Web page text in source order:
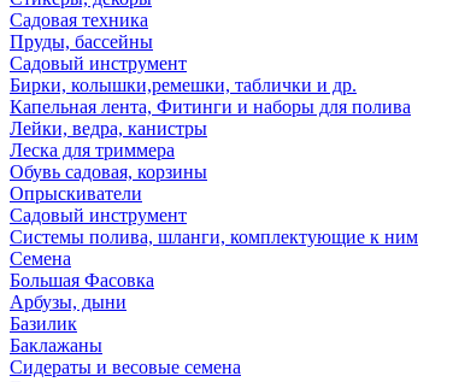
Садовая техника
Пруды, бассейны
Садовый инструмент
Бирки, колышки,ремешки, таблички и др.
Капельная лента, Фитинги и наборы для полива
Лейки, ведра, канистры
Леска для триммера
Обувь садовая, корзины
Опрыскиватели
Садовый инструмент
Системы полива, шланги, комплектующие к ним
Семена
Большая Фасовка
Арбузы, дыни
Базилик
Баклажаны
Сидераты и весовые семена